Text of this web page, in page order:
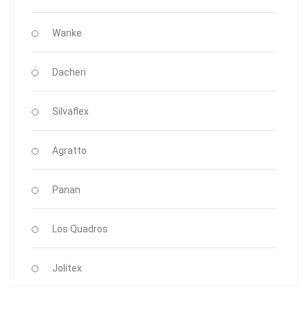
Wanke
Dacheri
Silvaflex
Agratto
Panan
Los Quadros
Jolitex